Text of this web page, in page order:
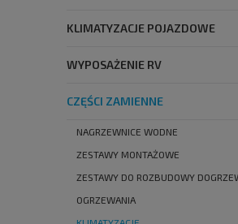
KLIMATYZACJE POJAZDOWE
WYPOSAŻENIE RV
CZĘŚCI ZAMIENNE
NAGRZEWNICE WODNE
ZESTAWY MONTAŻOWE
ZESTAWY DO ROZBUDOWY
OGRZEWANIA